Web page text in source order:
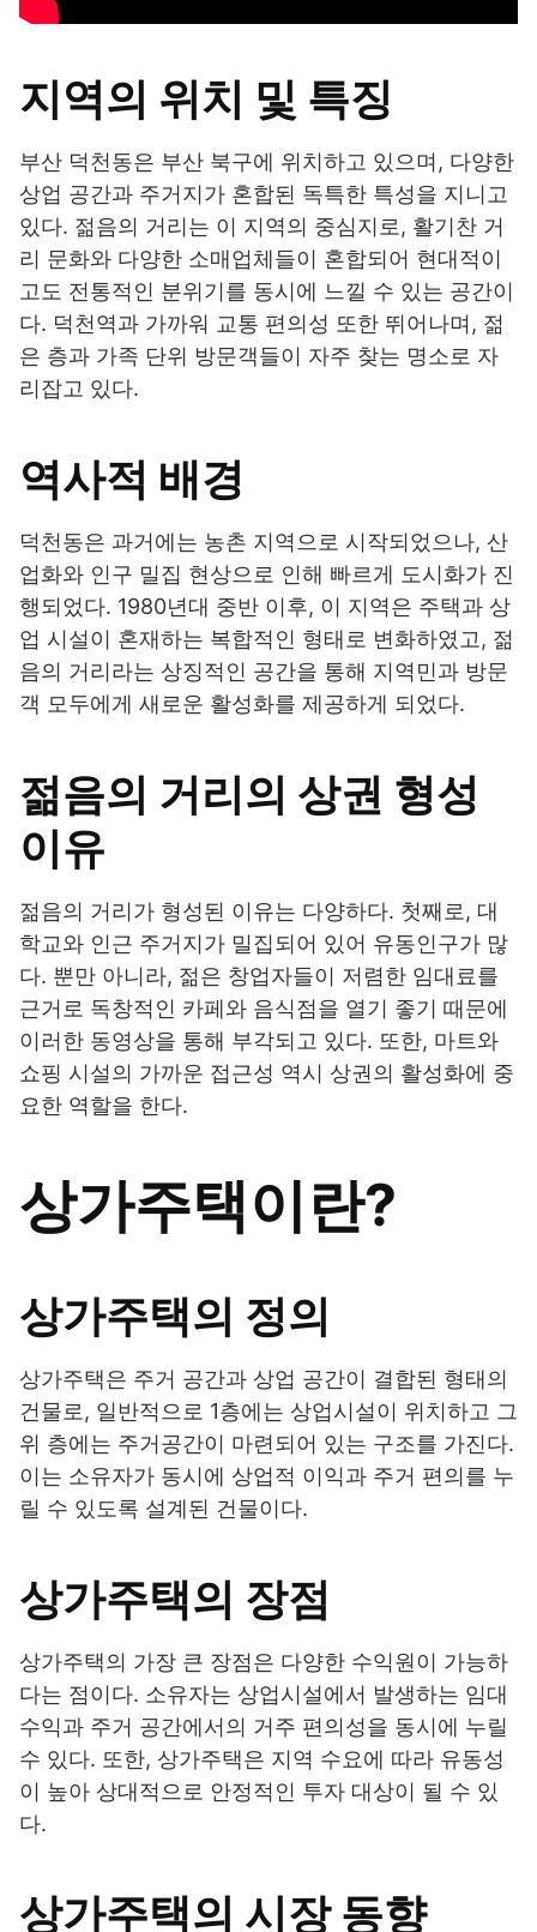
지역의 위치 및 특징
부산 덕천동은 부산 북구에 위치하고 있으며, 다양한
상업 공간과 주거지가 혼합된 독특한 특성을 지니고
있다. 젊음의 거리는 이 지역의 중심지로, 활기찬 거
리 문화와 다양한 소매업체들이 혼합되어 현대적이
고도 전통적인 분위기를 동시에 느낄 수 있는 공간이
다. 덕천역과 가까워 교통 편의성 또한 뛰어나며, 젊
은 층과 가족 단위 방문객들이 자주 찾는 명소로 자
리잡고 있다.
역사적 배경
덕천동은 과거에는 농촌 지역으로 시작되었으나, 산
업화와 인구 밀집 현상으로 인해 빠르게 도시화가 진
행되었다. 1980년대 중반 이후, 이 지역은 주택과 상
업 시설이 혼재하는 복합적인 형태로 변화하였고, 젊
음의 거리라는 상징적인 공간을 통해 지역민과 방문
객 모두에게 새로운 활성화를 제공하게 되었다.
젊음의 거리의 상권 형성
이유
젊음의 거리가 형성된 이유는 다양하다. 첫째로, 대
학교와 인근 주거지가 밀집되어 있어 유동인구가 많
다. 뿐만 아니라, 젊은 창업자들이 저렴한 임대료를
근거로 독창적인 카페와 음식점을 열기 좋기 때문에
이러한 동영상을 통해 부각되고 있다. 또한, 마트와
쇼핑 시설의 가까운 접근성 역시 상권의 활성화에 중
요한 역할을 한다.
상가주택이란?
상가주택의 정의
상가주택은 주거 공간과 상업 공간이 결합된 형태의
건물로, 일반적으로 1층에는 상업시설이 위치하고 그
위 층에는 주거공간이 마련되어 있는 구조를 가진다.
이는 소유자가 동시에 상업적 이익과 주거 편의를 누
릴 수 있도록 설계된 건물이다.
상가주택의 장점
상가주택의 가장 큰 장점은 다양한 수익원이 가능하
다는 점이다. 소유자는 상업시설에서 발생하는 임대
수익과 주거 공간에서의 거주 편의성을 동시에 누릴
수 있다. 또한, 상가주택은 지역 수요에 따라 유동성
이 높아 상대적으로 안정적인 투자 대상이 될 수 있
다.
상가주택의 시장 동향